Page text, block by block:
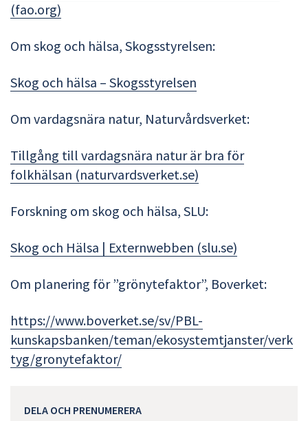
(fao.org)
Om skog och hälsa, Skogsstyrelsen:
Skog och hälsa – Skogsstyrelsen
Om vardagsnära natur, Naturvårdsverket:
Tillgång till vardagsnära natur är bra för
folkhälsan (naturvardsverket.se)
Forskning om skog och hälsa, SLU:
Skog och Hälsa | Externwebben (slu.se)
Om planering för ”grönytefaktor”, Boverket:
https://www.boverket.se/sv/PBL-
kunskapsbanken/teman/ekosystemtjanster/verk
tyg/gronytefaktor/
DELA OCH PRENUMERERA